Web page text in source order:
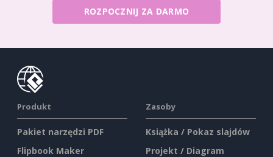
ROZPOCZNIJ ZA DARMO
Produkt
Pakiet narzędzi PDF
Flipbook Maker
Zasoby
Książka / Pokaz slajdów
Projekt / Diagram